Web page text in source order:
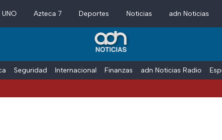
Azteca 7 Deportes Noticias adn Noticias
Seguridad Internacional Finanzas adn Noticias Radio